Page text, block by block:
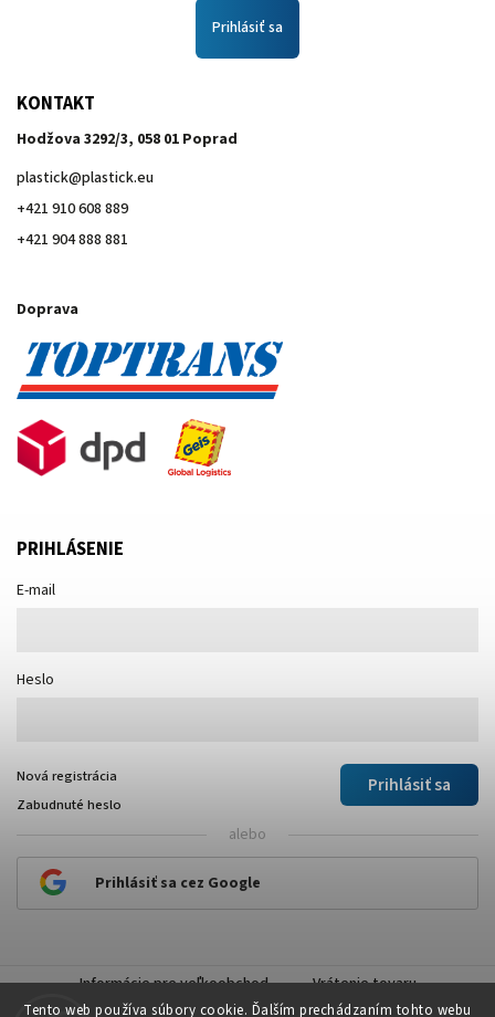
Tento web používa súbory cookie. Ďalším prechádzaním tohto webu
Prihlásiť sa
KONTAKT
Hodžova 3292/3, 058 01 Poprad
plastick@plastick.eu
+421 910 608 889
+421 904 888 881
Doprava
PRIHLÁSENIE
E-mail
Heslo
Prihlásiť sa
Nová registrácia
Zabudnuté heslo
alebo
Prihlásiť sa cez Google
Informácie pre veľkoobchod Vrátenie tovaru